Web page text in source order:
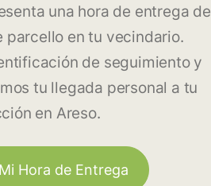
una hora de entrega de
parcello en tu vecindario.
de seguimiento y
tu llegada personal a tu
en Areso.
Hora de Entrega